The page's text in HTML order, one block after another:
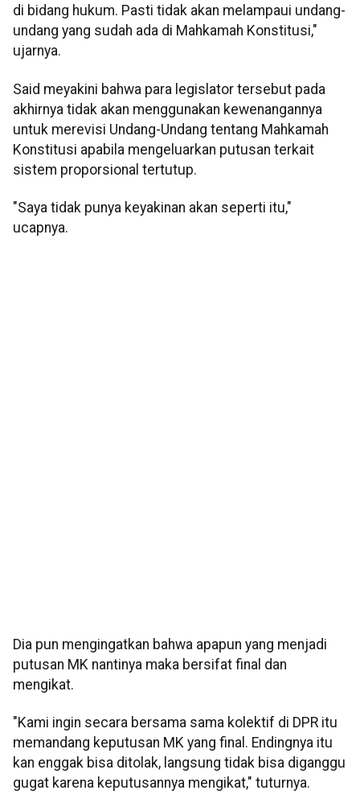
di bidang hukum. Pasti tidak akan melampaui undang-
undang yang sudah ada di Mahkamah Konstitusi,"
ujarnya.
Said meyakini bahwa para legislator tersebut pada
akhirnya tidak akan menggunakan kewenangannya
untuk merevisi Undang-Undang tentang Mahkamah
Konstitusi apabila mengeluarkan putusan terkait
sistem proporsional tertutup.
"Saya tidak punya keyakinan akan seperti itu,"
ucapnya.
Dia pun mengingatkan bahwa apapun yang menjadi
putusan MK nantinya maka bersifat final dan
mengikat.
"Kami ingin secara bersama sama kolektif di DPR itu
memandang keputusan MK yang final. Endingnya itu
kan enggak bisa ditolak, langsung tidak bisa diganggu
gugat karena keputusannya mengikat," tuturnya.